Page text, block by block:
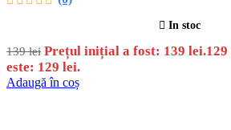
In stoc
139lei Prețul inițial a fost: 139 lei.129
este: 129 lei.
Adaugă în coș